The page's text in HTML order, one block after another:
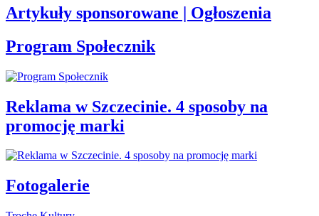
Artykuły sponsorowane | Ogłoszenia
Program Społecznik
Reklama w Szczecinie. 4 sposoby na
promocję marki
Fotogalerie